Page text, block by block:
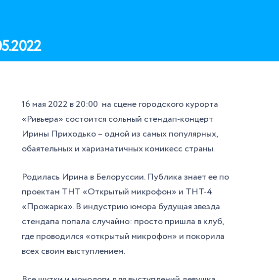
16 мая 2022 в 20:00 на сцене городского курорта
«Ривьера» состоится сольный стендап-концерт
Ирины Приходько – одной из самых популярных,
обаятельных и харизматичных комикесс страны.
Родилась Ирина в Белоруссии. Публика знает ее по
проектам ТНТ «Открытый микрофон» и ТНТ-4
«Прожарка». В индустрию юмора будущая звезда
стендапа попала случайно: просто пришла в клуб,
где проводился «открытый микрофон» и покорила
всех своим выступлением.